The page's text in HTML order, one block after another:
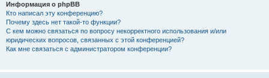
Информация о phpBB
Кто написал эту конференцию?
Почему здесь нет такой-то функции?
С кем можно связаться по вопросу некорректного использования и/или
юридических вопросов, связанных с этой конференцией?
Как мне связаться с администратором конференции?